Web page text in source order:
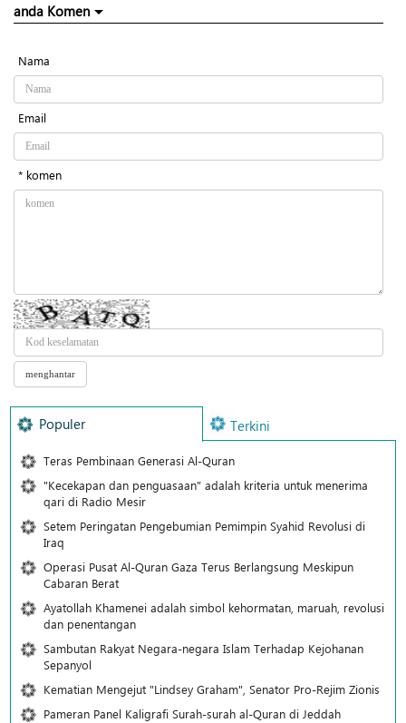
anda Komen
Nama
Email
* komen
Populer Terkini
Teras Pembinaan Generasi Al-Quran
"Kecekapan dan penguasaan" adalah kriteria untuk menerima
qari di Radio Mesir
Setem Peringatan Pengebumian Pemimpin Syahid Revolusi di
Iraq
Operasi Pusat Al-Quran Gaza Terus Berlangsung Meskipun
Cabaran Berat
Ayatollah Khamenei adalah simbol kehormatan, maruah, revolusi
dan penentangan
Sambutan Rakyat Negara-negara Islam Terhadap Kejohanan
Sepanyol
Kematian Mengejut "Lindsey Graham", Senator Pro-Rejim Zionis
Pameran Panel Kaligrafi Surah-surah al-Quran di Jeddah